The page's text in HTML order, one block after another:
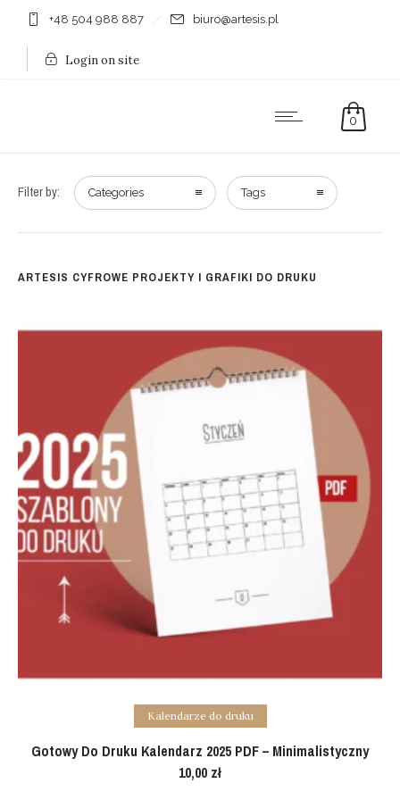
+48 504 988 887 biuro@artesis.pl
Login on site
0
Filter by: Categories Tags
ARTESIS CYFROWE PROJEKTY I GRAFIKI DO DRUKU
Add to cart
Kalendarze do druku
Gotowy Do Druku Kalendarz 2025 PDF – Minimalistyczny
10,00 zł